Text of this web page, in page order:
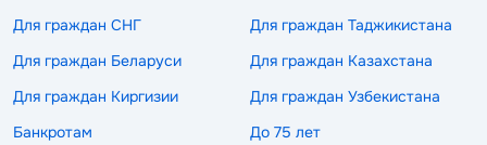
Для граждан СНГ
Для граждан Таджикистана
Для граждан Беларуси
Для граждан Казахстана
Для граждан Киргизии
Для граждан Узбекистана
Банкротам
До 75 лет